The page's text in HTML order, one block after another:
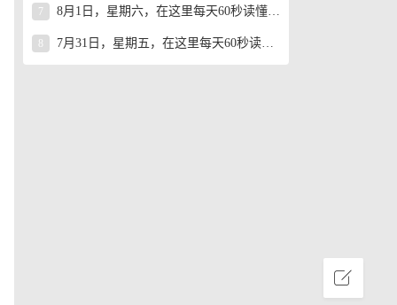
7 8月1日，星期六，在这里每天60秒读懂世界！
7月31日，星期五，在这里每天60秒读懂世界！